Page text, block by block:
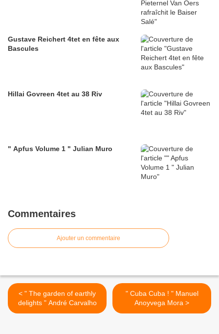
Gustave Reichert 4tet en fête aux
Bascules
Hillai Govreen 4tet au 38 Riv
" Apfus Volume 1 " Julian Muro
Commentaires
Ajouter un commentaire
< " The garden of earthly
delights " André Carvalho
" Cuba Cuba ! " Manuel
Anoyvega Mora >